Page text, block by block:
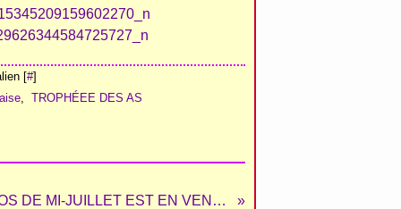
[#]
, TROPHÉEE DES AS
LA REVUE TOROS DE MI-JUILLET EST EN VENTE